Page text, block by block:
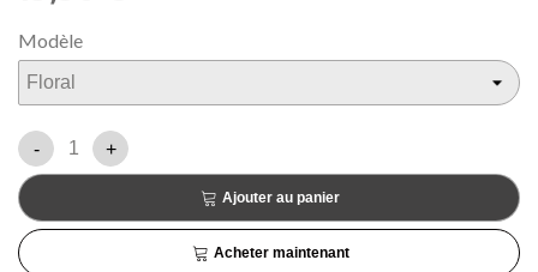
Modèle
- +
Ajouter au panier
Acheter maintenant